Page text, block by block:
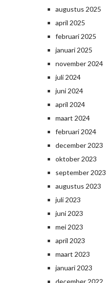
augustus 2025
april 2025
februari 2025
januari 2025
november 2024
juli 2024
juni 2024
april 2024
maart 2024
februari 2024
december 2023
oktober 2023
september 2023
augustus 2023
juli 2023
juni 2023
mei 2023
april 2023
maart 2023
januari 2023
december 2022